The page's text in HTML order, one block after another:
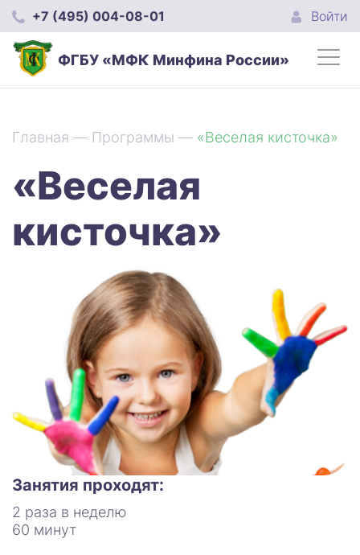
+7 (495) 004-08-01 Войти
ФГБУ «МФК Минфина России»
Главная — Программы — «Веселая кисточка»
«Веселая
кисточка»
Занятия проходят:
2 раза в неделю
60 минут